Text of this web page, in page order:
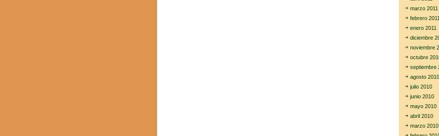
marzo 2011
febrero 2011
enero 2011
diciembre
noviembre
octubre
septiembre
agosto 2010
julio 2010
junio 2010
mayo 2010
abril 2010
marzo 2010